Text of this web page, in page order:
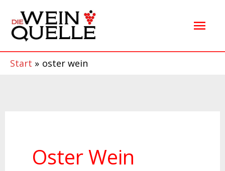
Inhalt
springen
Start oster wein
Oster Wein